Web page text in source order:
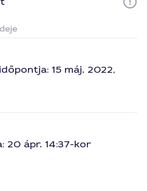
15 máj. 2022,
20 ápr. 14:37-kor